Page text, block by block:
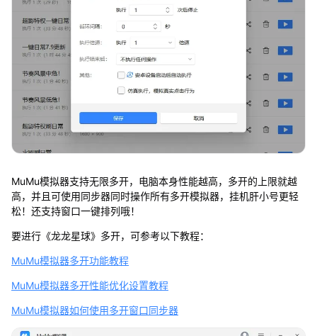
MuMu模拟器支持无限多开，电脑本身性能越高，多开的上限就越
高，并且可使用同步器同时操作所有多开模拟器，挂机肝小号更轻
松！还支持窗口一键排列哦！
要进行《龙龙星球》多开，可参考以下教程：
MuMu模拟器多开功能教程
MuMu模拟器多开性能优化设置教程
MuMu模拟器如何使用多开窗口同步器